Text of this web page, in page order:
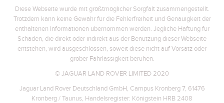
Diese Webseite wurde mit größtmöglicher Sorgfalt zusammengestellt.
Trotzdem kann keine Gewähr für die Fehlerfreiheit und Genauigkeit der
enthaltenen Informationen übernommen werden. Jegliche Haftung für
Schäden, die direkt oder indirekt aus der Benutzung dieser Webseite
entstehen, wird ausgeschlossen, soweit diese nicht auf Vorsatz oder
grober Fahrlässigkeit beruhen.
© JAGUAR LAND ROVER LIMITED 2020
Jaguar Land Rover Deutschland GmbH, Campus Kronberg 7, 61476
Kronberg / Taunus, Handelsregister: Königstein HRB 2408